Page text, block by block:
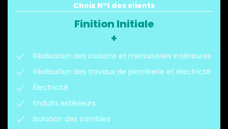
Choix N°1 des clients
Finition Initiale
+
Réalisation des cloisons et menuiseries intérieures
Réalisation des travaux de plomberie et électricté
Électricité
Enduits extérieurs
Isolation des combles